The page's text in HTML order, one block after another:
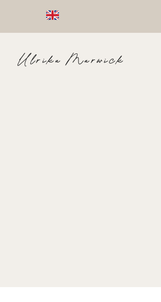
Ulrika Marwick